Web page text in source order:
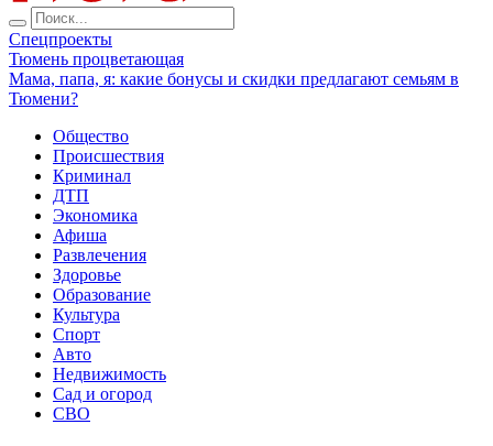
Спецпроекты
Тюмень процветающая
Мама, папа, я: какие бонусы и скидки предлагают семьям в
Тюмени?
Общество
Происшествия
Криминал
ДТП
Экономика
Афиша
Развлечения
Здоровье
Образование
Культура
Спорт
Авто
Недвижимость
Сад и огород
СВО